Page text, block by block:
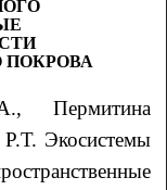
ПОКРОВА
Пермитина
Экосистемы